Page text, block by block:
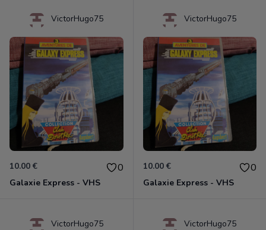
VictorHugo75
10.00 € 0
Galaxie Express - VHS
VictorHugo75
10.00 € 0
Galaxie Express - VHS
VictorHugo75 VictorHugo75